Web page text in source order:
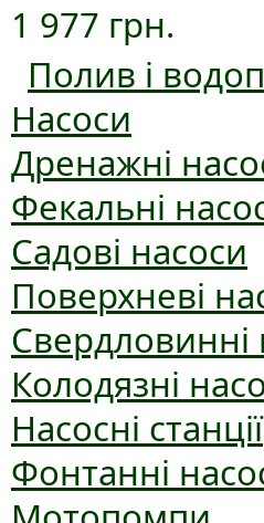
1 977 грн.
Полив і
Насоси
Дренажні
Фекальні
Садові насоси
Поверхневі
Свердловинні
Колодязні
Насосні станції
Фонтанні